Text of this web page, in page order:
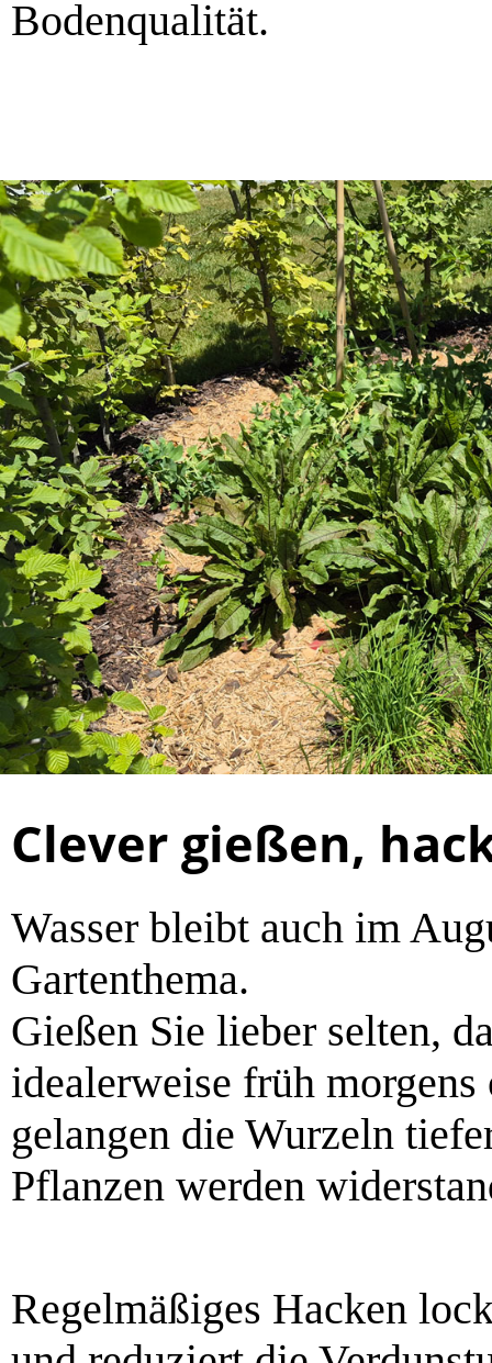
Bodenqualität.
Clever gießen,
Wasser bleibt auch im
Gartenthema.
Gießen Sie lieber selten,
idealerweise früh
gelangen die Wurzeln
Pflanzen werden
Regelmäßiges Hacken